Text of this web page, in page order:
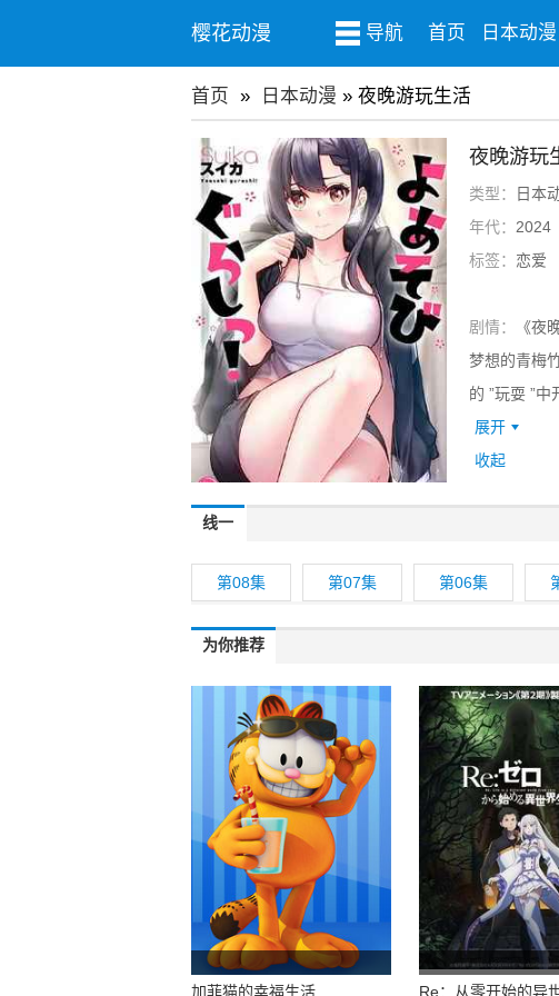
樱花动漫 导航 首页 日本动漫
首页 » 日本动漫 » 夜晚游玩生活
夜晚游玩
类型：
日本
年代： 2024
标签： 恋爱
剧情：
《夜
梦想的青梅
的 ”玩耍 ”
展开
收起
线一
第08集 第07集 第06集
为你推荐
加菲猫的幸福生活 Re：从零开始的异